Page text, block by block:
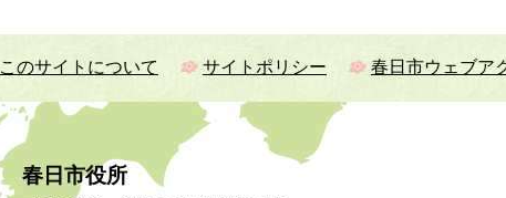
このサイトについて サイトポリシー 春日市ウェブア
春日市役所